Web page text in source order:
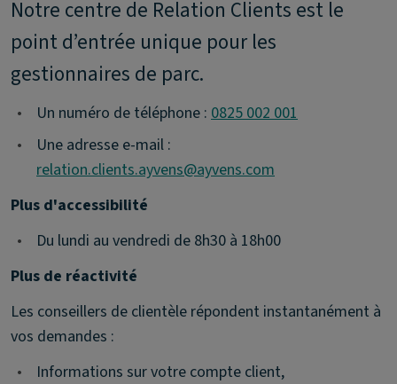
Notre centre de Relation Clients est le
point d’entrée unique pour les
gestionnaires de parc.
• Un numéro de téléphone : 0825 002 001
•
Une adresse e-mail :
relation.clients.ayvens@ayvens.com
Plus d'accessibilité
•
Du lundi au vendredi de 8h30 à 18h00
Plus de réactivité
Les conseillers de clientèle répondent instantanément à
vos demandes :
•
Informations sur votre compte client,